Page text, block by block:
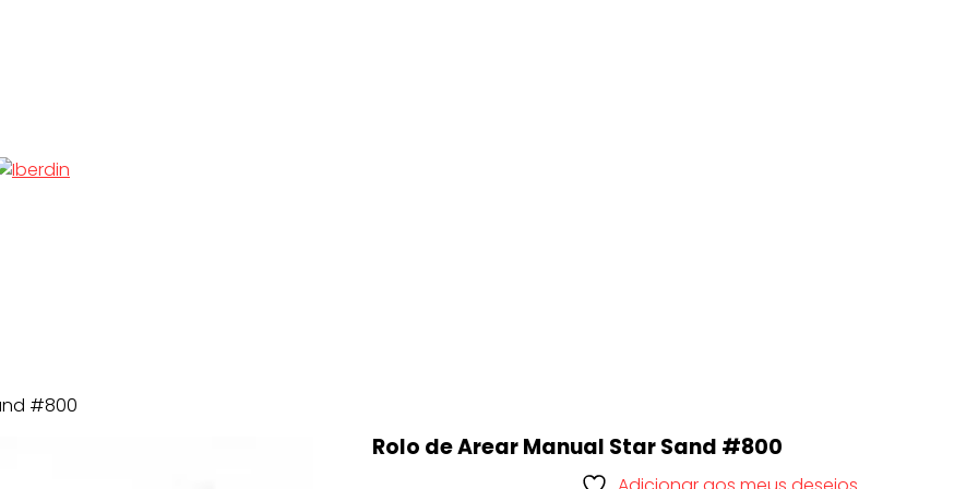
#800
Rolo de Arear Manual Star Sand #800